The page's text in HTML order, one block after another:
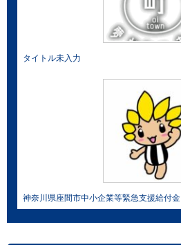
タイトル未入力
神奈川県座間市中小企業等緊急支援給付金